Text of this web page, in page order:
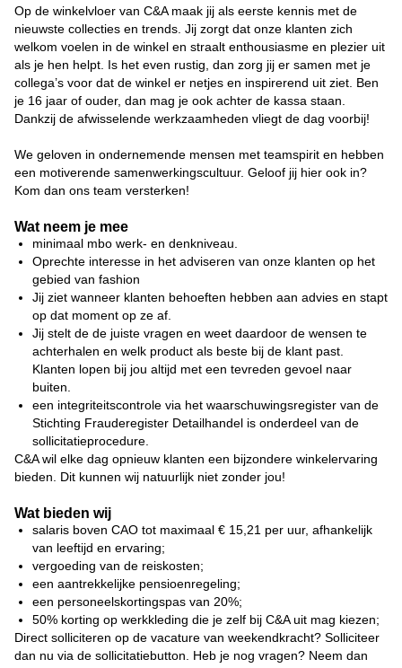
Op de winkelvloer van C&A maak jij als eerste kennis met de
nieuwste collecties en trends. Jij zorgt dat onze klanten zich
welkom voelen in de winkel en straalt enthousiasme en plezier uit
als je hen helpt. Is het even rustig, dan zorg jij er samen met je
collega’s voor dat de winkel er netjes en inspirerend uit ziet. Ben
je 16 jaar of ouder, dan mag je ook achter de kassa staan.
Dankzij de afwisselende werkzaamheden vliegt de dag voorbij!
We geloven in ondernemende mensen met teamspirit en hebben
een motiverende samenwerkingscultuur. Geloof jij hier ook in?
Kom dan ons team versterken!
Wat neem je mee
minimaal mbo werk- en denkniveau.
Oprechte interesse in het adviseren van onze klanten op het
gebied van fashion
Jij ziet wanneer klanten behoeften hebben aan advies en stapt
op dat moment op ze af.
Jij stelt de de juiste vragen en weet daardoor de wensen te
achterhalen en welk product als beste bij de klant past.
Klanten lopen bij jou altijd met een tevreden gevoel naar
buiten.
een integriteitscontrole via het waarschuwingsregister van de
Stichting Frauderegister Detailhandel is onderdeel van de
sollicitatieprocedure.
C&A wil elke dag opnieuw klanten een bijzondere winkelervaring
bieden. Dit kunnen wij natuurlijk niet zonder jou!
Wat bieden wij
salaris boven CAO tot maximaal € 15,21 per uur, afhankelijk
van leeftijd en ervaring;
vergoeding van de reiskosten;
een aantrekkelijke pensioenregeling;
een personeelskortingspas van 20%;
50% korting op werkkleding die je zelf bij C&A uit mag kiezen;
Direct solliciteren op de vacature van weekendkracht? Solliciteer
dan nu via de sollicitatiebutton. Heb je nog vragen? Neem dan